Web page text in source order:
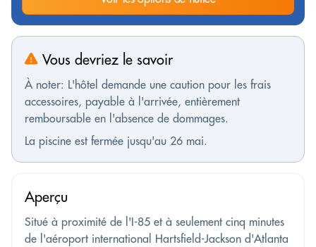
Vous devriez le savoir
À noter: L'hôtel demande une caution pour les frais
accessoires, payable à l'arrivée, entièrement
remboursable en l'absence de dommages.
La piscine est fermée jusqu'au 26 mai.
Aperçu
Situé à proximité de l'I-85 et à seulement cinq minutes
de l'aéroport international Hartsfield-Jackson d'Atlanta